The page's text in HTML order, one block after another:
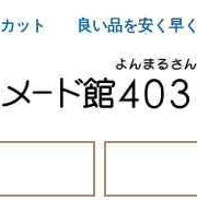
ット 良い品を安く早